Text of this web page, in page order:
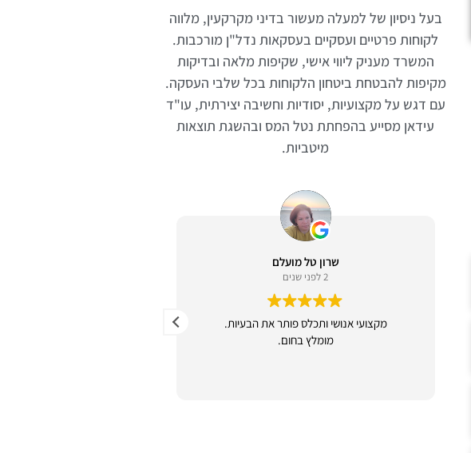
בעל ניסיון של למעלה מעשור בדיני מקרקעין, מלווה
לקוחות פרטיים ועסקיים בעסקאות נדל"ן מורכבות.
המשרד מעניק ליווי אישי, שקיפות מלאה ובדיקות
מקיפות להבטחת ביטחון הלקוחות בכל שלבי העסקה.
עם דגש על מקצועיות, יסודיות וחשיבה יצירתית, עו"ד
עידאן מסייע בהפחתת נטל המס ובהשגת תוצאות
מיטביות.
שרון טל מועלם
מקצועי אנושי ותכלס פותר את הבעיות.
מומלץ בחום.